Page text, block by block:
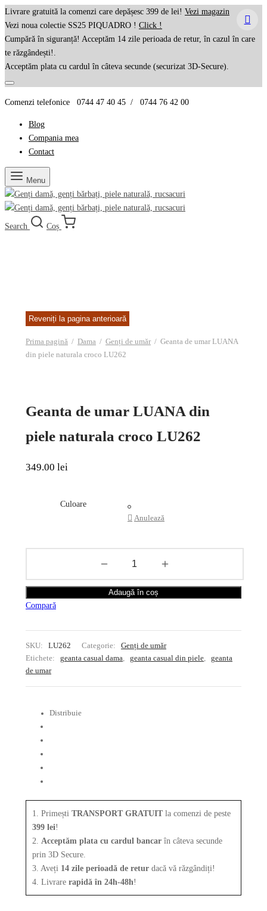
Livrare gratuită la comenzi care depășesc 399 de lei! Vezi magazin
Vezi noua colectie SS25 PIQUADRO ! Click !
Cumpără în siguranță! Acceptăm 14 zile perioada de retur, în cazul în care
te răzgândești!.
Acceptăm plata cu cardul în câteva secunde (securizat 3D-Secure).
Comenzi telefonice 0744 47 40 45 / 0744 76 42 00
Blog
Compania mea
Contact
Menu
Search Coș
Prima pagină / Dama / Genți de umăr / Geanta de umar LUANA
din piele naturala croco LU262
Geanta de umar LUANA din
piele naturala croco LU262
349.00 lei
Culoare
Anulează
Adaugă în coș
Compară
SKU: LU262 Categorie:
Genți de umăr
Etichete:
geanta casual dama geanta casual din piele
geanta
de umar
Distribuie
1. Primești TRANSPORT GRATUIT la comenzi de peste
399 lei!
2. Acceptăm plata cu cardul bancar în câteva secunde
prin 3D Secure.
3. Aveți 14 zile perioadă de retur dacă vă răzgândiți!
4. Livrare rapidă în 24h-48h!